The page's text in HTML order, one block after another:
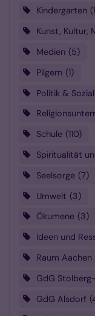
Kindergarten 1
Kunst, Kultur,
Medien 5
Pilgern 1
Politik &
Schule 110
Spiritualität
Seelsorge 7
Umwelt 3
Ökumene
3
Ideen und
Raum Aachen
GdG
GdG Alsdorf